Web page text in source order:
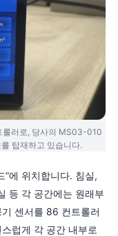
롤러로, 당사의 MS03-010
탑재하고 있습니다.
”에 위치합니다. 침실,
등 각 공간에는 원래부
센서를 86 컨트롤러
럽게 각 공간 내부로